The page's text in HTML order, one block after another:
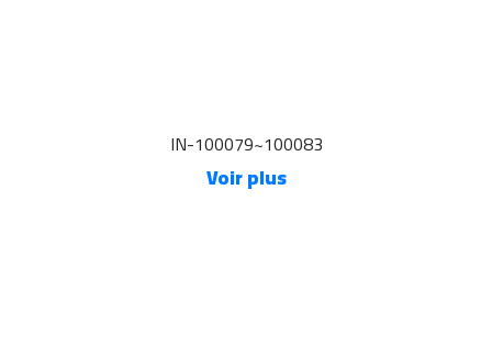
IN-100079~100083
Voir plus